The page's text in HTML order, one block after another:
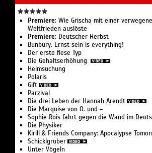
Berlin, Schumannstraße 13a
Premiere:Wie Grischa mit einer
Weltfrieden auslöste
Premiere:Deutscher Herbst
Bunbury. Ernst sein is everything!
Der erste fiese Typ
Die Gehaltserhöhung
Heimsuchung
Polaris
Gift
Parzival
Die drei Leben der Hannah Arendt
Die Marquise von O. und –
Sophie Rois fährt gegen die Wand im
Die Physiker
Kirill & Friends Company: Apocalypse
Schicklgruber